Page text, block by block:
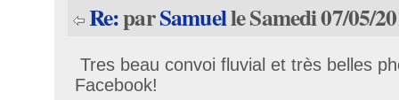
Re:parSamuelle Samedi 07/05/
Tres beau convoi fluvial et très belles
Facebook!